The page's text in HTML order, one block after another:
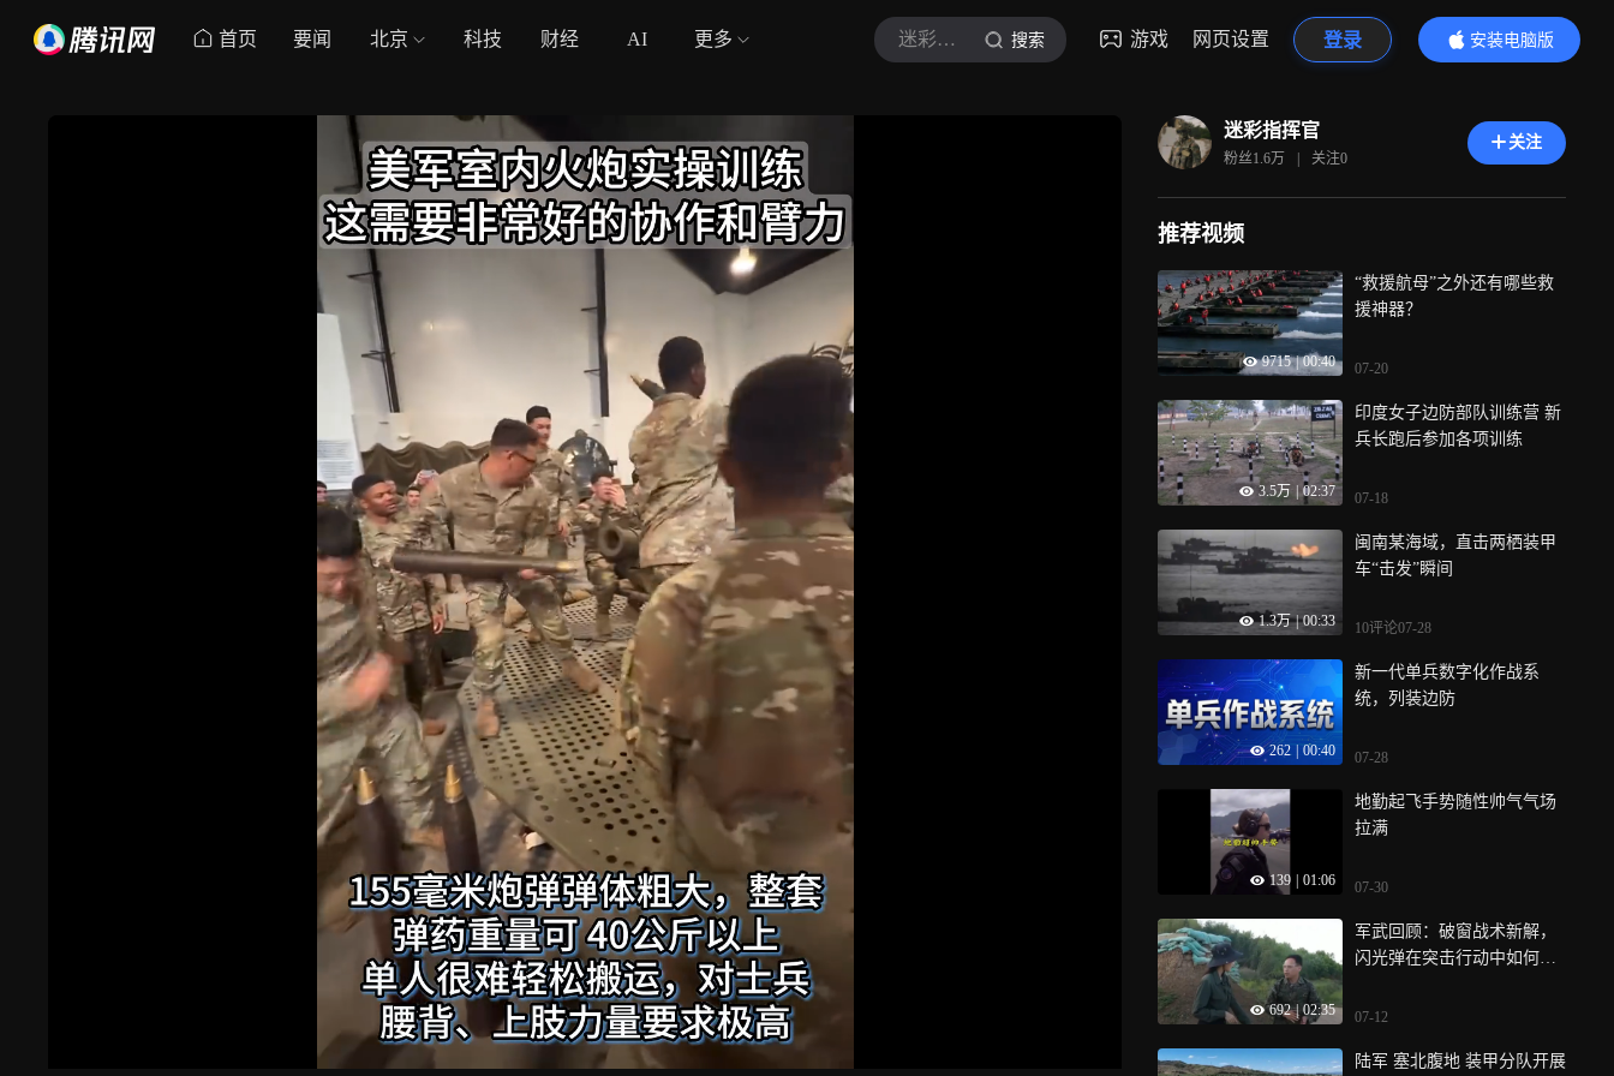
首页 要闻 北京 科技 财经 AI 更多 迷彩指挥官 搜索 游戏 网页设置 登录
安装电脑版
内容更精彩
迷彩指挥官
粉丝1.6万 | 关注0
关注
推荐视频
9715 | 00:40
“救援航母”之外还有哪些救
援神器？
07-20
3.5万 02:37
印度女子边防部队训练营 新
兵长跑后参加各项训练
07-18
1.3万 | 00:33
闽南某海域，直击两栖装甲
车“击发”瞬间
10评论07-28
262 00:40
新一代单兵数字化作战系
统，列装边防
07-28
139 01:06
地勤起飞手势随性帅气气场
拉满
07-30
692 | 02:35
军武回顾：破窗战术新解，
闪光弹在突击行动中如何实
重效能
07-12
陆军 塞北腹地 装甲分队开展